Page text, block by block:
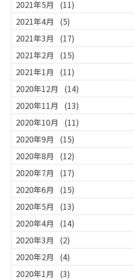
2021年5月
(11)
2021年4月
(5)
2021年3月
(17)
2021年2月
(15)
2021年1月
(11)
2020年12月
(14)
2020年11月
(13)
2020年10月
(11)
2020年9月
(15)
2020年8月
(12)
2020年7月
(17)
2020年6月
(15)
2020年5月
(13)
2020年4月
(14)
2020年3月
(2)
2020年2月
(4)
2020年1月
(3)